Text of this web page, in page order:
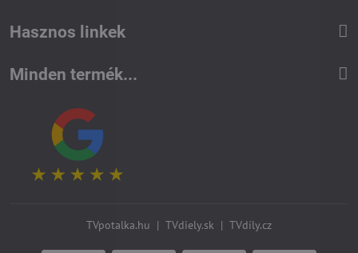
Hasznos linkek
Minden termék...
TVpotalka.hu | TVdiely.sk | TVdíly.cz